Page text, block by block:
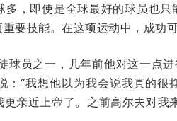
，即使是全球最好的球员也
要技能。在这项运动中，成功可
员之一，几年前他对这一点
“我想他以为我会说我真的很
亲近上帝了。之前高尔夫对